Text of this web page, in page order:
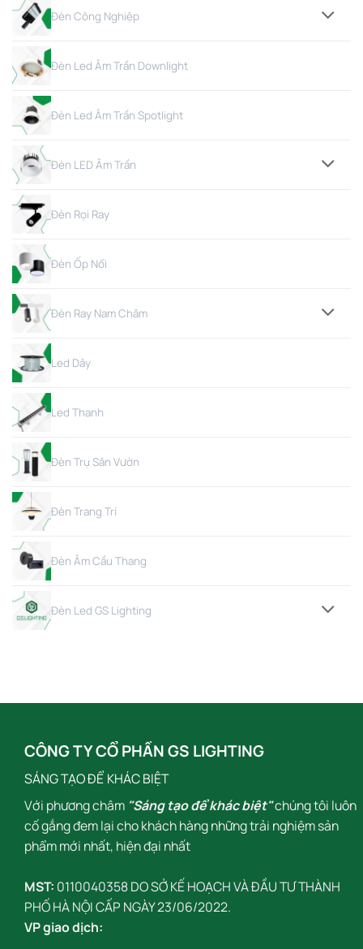
Đèn Công Nghiệp
Đèn Led Âm Trần Downlight
Đèn Led Âm Trần Spotlight
Đèn LED Âm Trần
Đèn Rọi Ray
Đèn Ốp Nổi
Đèn Ray Nam Châm
Led Dây
Led Thanh
Đèn Trụ Sân Vườn
Đèn Trang Trí
Đèn Âm Cầu Thang
Đèn Led GS Lighting
CÔNG TY CỔ PHẦN GS LIGHTING
SÁNG TẠO ĐỂ KHÁC BIỆT
Với phương châm "Sáng tạo để khác biệt"chúng tôi luôn
cố gắng đem lại cho khách hàng những trải nghiệm sản
phẩm mới nhất, hiện đại nhất
MST: 0110040358 DO SỞ KẾ HOẠCH VÀ ĐẦU TƯ THÀNH
PHỐ HÀ NỘI CẤP NGÀY 23/06/2022.
VP giao dịch: